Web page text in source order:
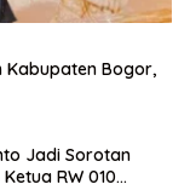
Kabupaten Bogor,
Jadi Sorotan
RW 010